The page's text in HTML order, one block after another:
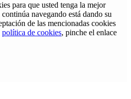
para que usted tenga la mejor
navegando está dando su
de las mencionadas cookies
política de cookies, pinche el enlace